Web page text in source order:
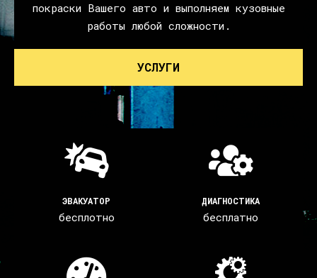
покраски Вашего авто и выполняем кузовные
работы любой сложности.
УСЛУГИ
ЭВАКУАТОР
бесплотно
ДИАГНОСТИКА
бесплатно